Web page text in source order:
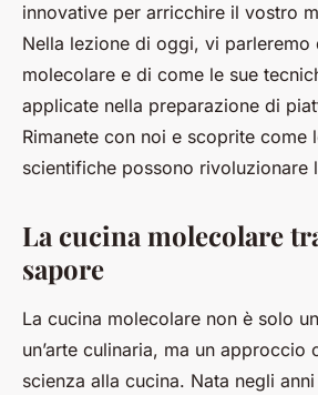
innovative per arricchire il vostro
Nella lezione di oggi, vi parleremo
molecolare e di come le sue
applicate nella preparazione di
Rimanete con noi e scoprite come
scientifiche possono rivoluzionare
La cucina molecolare
sapore
La cucina molecolare non è solo
un’arte culinaria, ma un approccio
scienza alla cucina. Nata negli